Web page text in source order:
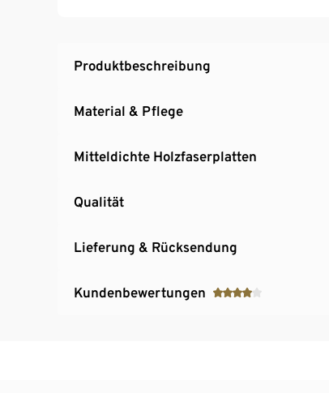
Produktbeschreibung
Material & Pflege
Mitteldichte Holzfaserplatten
Qualität
Lieferung & Rücksendung
Kundenbewertungen